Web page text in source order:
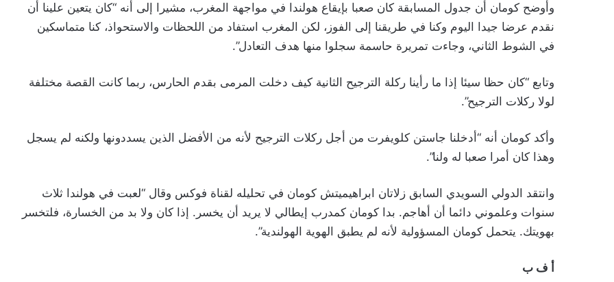
وأوضح كومان أن جدول المسابقة كان صعبا بإيقاع هولندا في مواجهة المغرب، مشيرا إلى أنه “كان يتعين علينا أن
نقدم عرضا جيدا اليوم وكنا في طريقنا إلى الفوز، لكن المغرب استفاد من اللحظات والاستحواذ، كنا متماسكين
في الشوط الثاني، وجاءت تمريرة حاسمة سجلوا منها هدف التعادل”.
وتابع “كان حظا سيئا إذا ما رأينا ركلة الترجيح الثانية كيف دخلت المرمى بقدم الحارس، ربما كانت القصة مختلفة
لولا ركلات الترجيح”.
وأكد كومان أنه “أدخلنا جاستن كلويفرت من أجل ركلات الترجيح لأنه من الأفضل الذين يسددونها ولكنه لم يسجل
وهذا كان أمرا صعبا له ولنا”.
وانتقد الدولي السويدي السابق زلاتان ابراهيميتش كومان في تحليله لقناة فوكس وقال “لعبت في هولندا ثلاث
سنوات وعلموني دائما أن أهاجم. بدا كومان كمدرب إيطالي لا يريد أن يخسر. إذا كان ولا بد من الخسارة، فلتخسر
بهويتك. يتحمل كومان المسؤولية لأنه لم يطبق الهوية الهولندية”.
أ ف ب